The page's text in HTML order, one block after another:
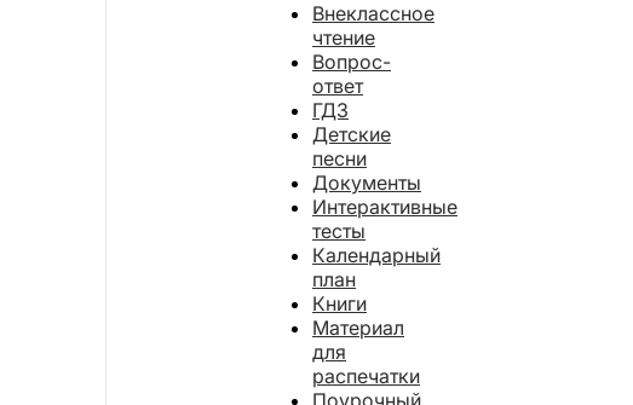
Внеклассное
чтение
Вопрос-
ответ
ГДЗ
Детские
песни
Документы
Интерактивные
тесты
Календарный
план
Книги
Материал
для
распечатки
Поурочный